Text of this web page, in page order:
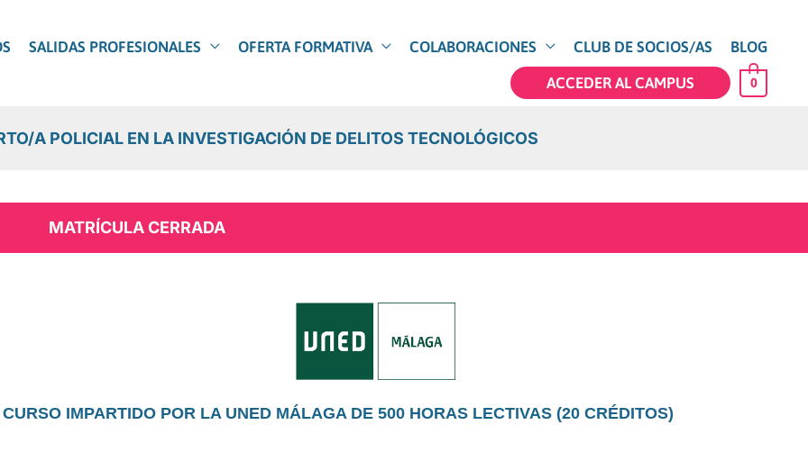
SALIDAS PROFESIONALES OFERTA FORMATIVA COLABORACIONES CLUB DE SOCIOS/AS BLOG
ACCEDER AL CAMPUS 0
A POLICIAL EN LA INVESTIGACIÓN DE DELITOS TECNOLÓGICOS
MATRÍCULA CERRADA
CURSO IMPARTIDO POR LA UNED MÁLAGA DE 500 HORAS LECTIVAS (20 CRÉDITOS)